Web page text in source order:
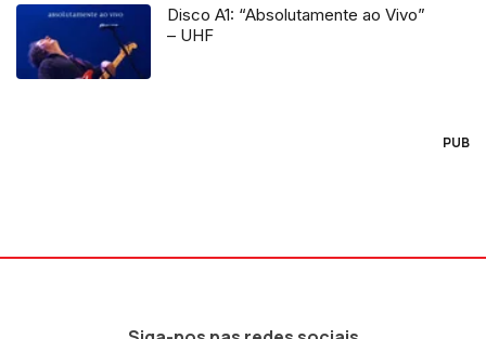
Disco A1: “Absolutamente ao Vivo”
– UHF
PUB